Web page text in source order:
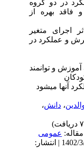
در دو گروه
بهره از
اجرای متغیر
و عملکرد در
و توانمند
آنها میشود
،دانش،
عمومى
دریافت: 1402/2/12 | پذیرش: 1402/3/15 | انتشار: